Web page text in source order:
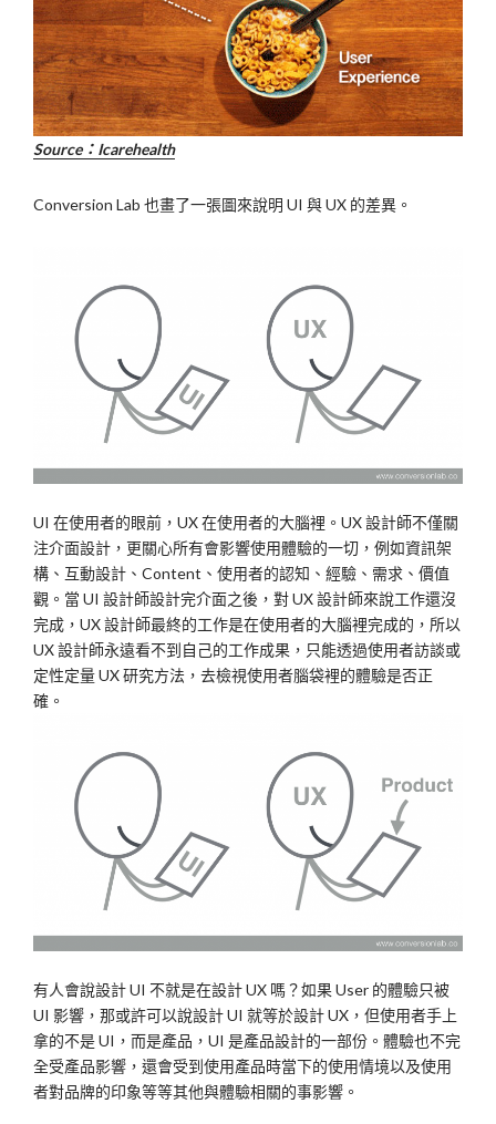
Source：Icarehealth
Conversion Lab 也畫了一張圖來說明 UI 與 UX 的差異。
UI 在使用者的眼前，UX 在使用者的大腦裡。UX 設計師不僅關
注介面設計，更關心所有會影響使用體驗的一切，例如資訊架
構、互動設計、Content、使用者的認知、經驗、需求、價值
觀。當 UI 設計師設計完介面之後，對 UX 設計師來說工作還沒
完成，UX 設計師最終的工作是在使用者的大腦裡完成的，所以
UX 設計師永遠看不到自己的工作成果，只能透過使用者訪談或
定性定量 UX 研究方法，去檢視使用者腦袋裡的體驗是否正
確。
有人會說設計 UI 不就是在設計 UX 嗎？如果 User 的體驗只被
UI 影響，那或許可以說設計 UI 就等於設計 UX，但使用者手上
拿的不是 UI，而是產品，UI 是產品設計的一部份。體驗也不完
全受產品影響，還會受到使用產品時當下的使用情境以及使用
者對品牌的印象等等其他與體驗相關的事影響。